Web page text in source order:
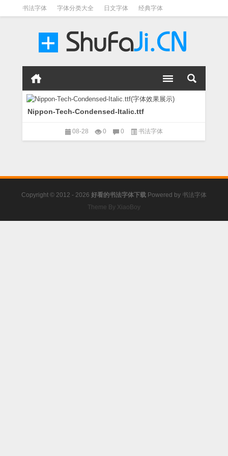
书法字体 字体分类大全 日文字体 经典字体
Nippon-Tech-Condensed-Italic.ttf
08-28 0 0 书法字体
Copyright © 2012 - 2026 好看的书法字体下载 Powered by 书法字体
Theme By XiaoBoy